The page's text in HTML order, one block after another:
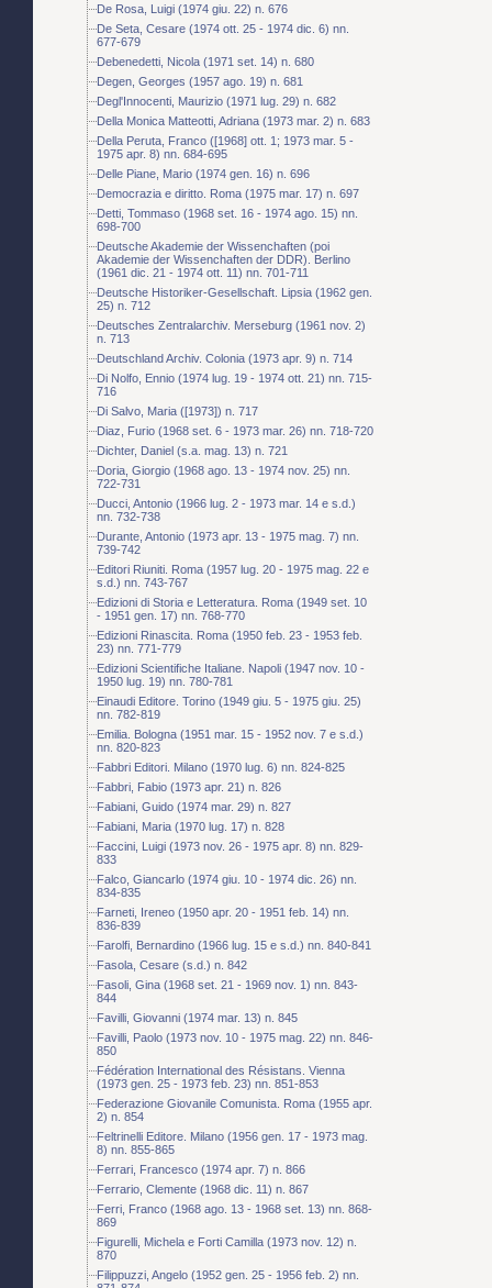
De Rosa, Luigi (1974 giu. 22) n. 676
De Seta, Cesare (1974 ott. 25 - 1974 dic. 6) nn.
677-679
Debenedetti, Nicola (1971 set. 14) n. 680
Degen, Georges (1957 ago. 19) n. 681
Degl'Innocenti, Maurizio (1971 lug. 29) n. 682
Della Monica Matteotti, Adriana (1973 mar. 2) n. 683
Della Peruta, Franco ([1968] ott. 1; 1973 mar. 5 -
1975 apr. 8) nn. 684-695
Delle Piane, Mario (1974 gen. 16) n. 696
Democrazia e diritto. Roma (1975 mar. 17) n. 697
Detti, Tommaso (1968 set. 16 - 1974 ago. 15) nn.
698-700
Deutsche Akademie der Wissenchaften (poi
Akademie der Wissenchaften der DDR). Berlino
(1961 dic. 21 - 1974 ott. 11) nn. 701-711
Deutsche Historiker-Gesellschaft. Lipsia (1962 gen.
25) n. 712
Deutsches Zentralarchiv. Merseburg (1961 nov. 2)
n. 713
Deutschland Archiv. Colonia (1973 apr. 9) n. 714
Di Nolfo, Ennio (1974 lug. 19 - 1974 ott. 21) nn. 715-
716
Di Salvo, Maria ([1973]) n. 717
Diaz, Furio (1968 set. 6 - 1973 mar. 26) nn. 718-720
Dichter, Daniel (s.a. mag. 13) n. 721
Doria, Giorgio (1968 ago. 13 - 1974 nov. 25) nn.
722-731
Ducci, Antonio (1966 lug. 2 - 1973 mar. 14 e s.d.)
nn. 732-738
Durante, Antonio (1973 apr. 13 - 1975 mag. 7) nn.
739-742
Editori Riuniti. Roma (1957 lug. 20 - 1975 mag. 22 e
s.d.) nn. 743-767
Edizioni di Storia e Letteratura. Roma (1949 set. 10
- 1951 gen. 17) nn. 768-770
Edizioni Rinascita. Roma (1950 feb. 23 - 1953 feb.
23) nn. 771-779
Edizioni Scientifiche Italiane. Napoli (1947 nov. 10 -
1950 lug. 19) nn. 780-781
Einaudi Editore. Torino (1949 giu. 5 - 1975 giu. 25)
nn. 782-819
Emilia. Bologna (1951 mar. 15 - 1952 nov. 7 e s.d.)
nn. 820-823
Fabbri Editori. Milano (1970 lug. 6) nn. 824-825
Fabbri, Fabio (1973 apr. 21) n. 826
Fabiani, Guido (1974 mar. 29) n. 827
Fabiani, Maria (1970 lug. 17) n. 828
Faccini, Luigi (1973 nov. 26 - 1975 apr. 8) nn. 829-
833
Falco, Giancarlo (1974 giu. 10 - 1974 dic. 26) nn.
834-835
Farneti, Ireneo (1950 apr. 20 - 1951 feb. 14) nn.
836-839
Farolfi, Bernardino (1966 lug. 15 e s.d.) nn. 840-841
Fasola, Cesare (s.d.) n. 842
Fasoli, Gina (1968 set. 21 - 1969 nov. 1) nn. 843-
844
Favilli, Giovanni (1974 mar. 13) n. 845
Favilli, Paolo (1973 nov. 10 - 1975 mag. 22) nn. 846-
850
Fédération International des Résistans. Vienna
(1973 gen. 25 - 1973 feb. 23) nn. 851-853
Federazione Giovanile Comunista. Roma (1955 apr.
2) n. 854
Feltrinelli Editore. Milano (1956 gen. 17 - 1973 mag.
8) nn. 855-865
Ferrari, Francesco (1974 apr. 7) n. 866
Ferrario, Clemente (1968 dic. 11) n. 867
Ferri, Franco (1968 ago. 13 - 1968 set. 13) nn. 868-
869
Figurelli, Michela e Forti Camilla (1973 nov. 12) n.
870
Filippuzzi, Angelo (1952 gen. 25 - 1956 feb. 2) nn.